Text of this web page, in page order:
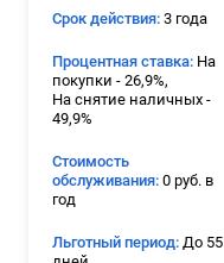
Срок действия: 3 года
Процентная ставка: На
покупки - 26,9%,
На снятие наличных -
49,9%
Стоимость
обслуживания: 0 руб. в
год
Льготный период: До 55